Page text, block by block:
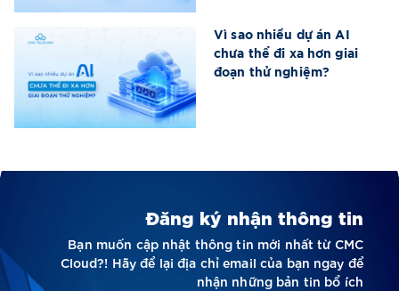
Vì sao nhiều dự án AI
chưa thể đi xa hơn giai
đoạn thử nghiệm?
Đăng ký nhận thông tin
Bạn muốn cập nhật thông tin mới nhất từ CMC
Cloud?! Hãy để lại địa chỉ email của bạn ngay để
nhận những bản tin bổ ích